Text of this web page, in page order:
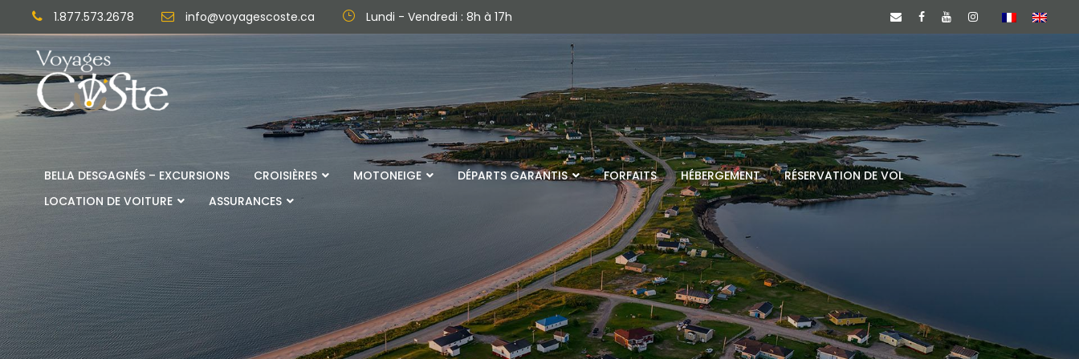
1.877.573.2678 info@voyagescoste.ca Lundi - Vendredi : 8h à 17h
BELLA DESGAGNÉS – EXCURSIONS CROISIÈRES MOTONEIGE DÉPARTS GARANTIS FORFAITS HÉBERGEMENT
RÉSERVATION DE VOL
LOCATION DE VOITURE
ASSURANCES